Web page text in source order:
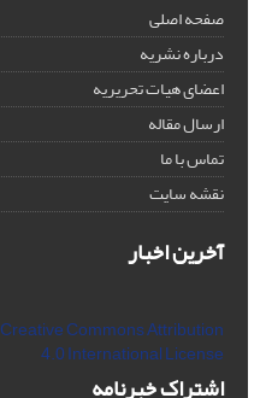
صفحه اصلی
درباره نشریه
اعضای هیات تحریریه
ارسال مقاله
تماس با ما
نقشه سایت
آخرین اخبار
Creative Commons Attribution
4.0 International License
اشتراک خبرنامه